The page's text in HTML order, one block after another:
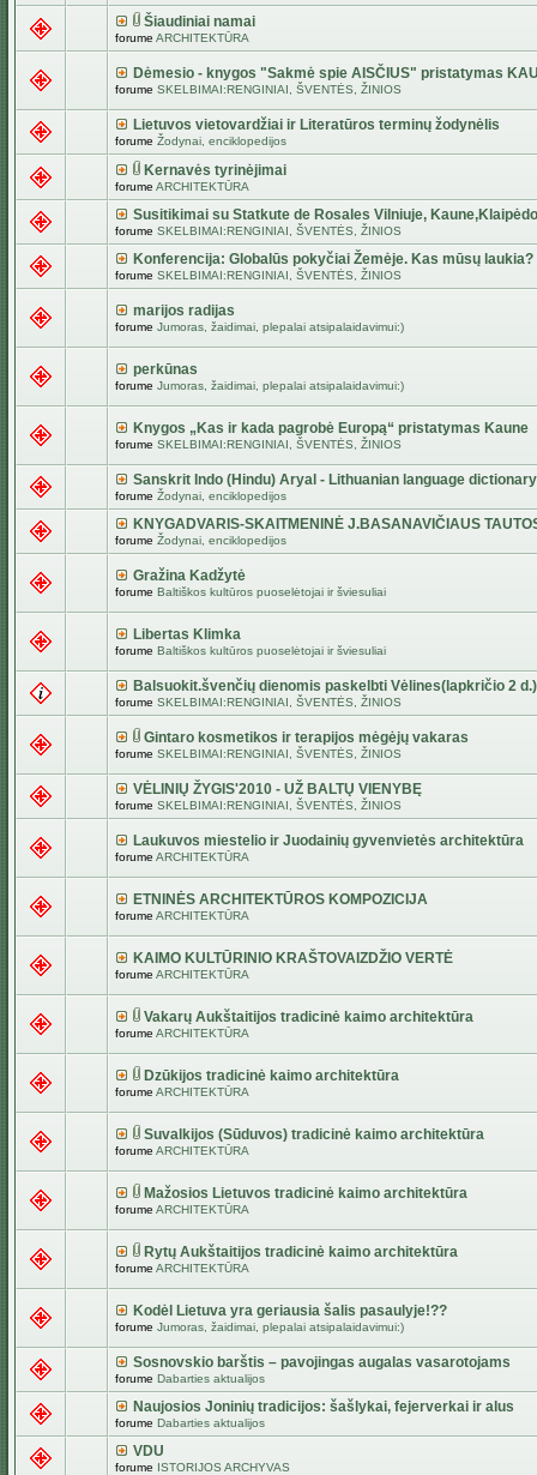
Šiaudiniai namai
forume ARCHITEKTŪRA
Dėmesio - knygos "Sakmė spie AISČIUS" pristatymas
forume SKELBIMAI:RENGINIAI, ŠVENTĖS, ŽINIOS
Lietuvos vietovardžiai ir Literatūros terminų žodynėlis
forume Žodynai, enciklopedijos
Kernavės tyrinėjimai
forume ARCHITEKTŪRA
Susitikimai su Statkute de Rosales Vilniuje,
forume SKELBIMAI:RENGINIAI, ŠVENTĖS, ŽINIOS
Konferencija: Globalūs pokyčiai Žemėje. Kas mūsų laukia?
forume SKELBIMAI:RENGINIAI, ŠVENTĖS, ŽINIOS
marijos radijas
forume Jumoras, žaidimai, plepalai atsipalaidavimui:)
perkūnas
forume Jumoras, žaidimai, plepalai atsipalaidavimui:)
Knygos „Kas ir kada pagrobė Europą“ pristatymas Kaune
forume SKELBIMAI:RENGINIAI, ŠVENTĖS, ŽINIOS
Sanskrit Indo (Hindu) Aryal - Lithuanian language dictionary
forume Žodynai, enciklopedijos
KNYGADVARIS-SKAITMENINĖ J.BASANAVIČIAUS
forume Žodynai, enciklopedijos
Gražina Kadžytė
forume Baltiškos kultūros puoselėtojai ir šviesuliai
Libertas Klimka
forume Baltiškos kultūros puoselėtojai ir šviesuliai
Balsuokit.švenčių dienomis paskelbti Vėlines(lapkričio 2 d.)
forume SKELBIMAI:RENGINIAI, ŠVENTĖS, ŽINIOS
Gintaro kosmetikos ir terapijos mėgėjų vakaras
forume SKELBIMAI:RENGINIAI, ŠVENTĖS, ŽINIOS
VĖLINIŲ ŽYGIS'2010 - UŽ BALTŲ VIENYBĘ
forume SKELBIMAI:RENGINIAI, ŠVENTĖS, ŽINIOS
Laukuvos miestelio ir Juodainių gyvenvietės architektūra
forume ARCHITEKTŪRA
ETNINĖS ARCHITEKTŪROS KOMPOZICIJA
forume ARCHITEKTŪRA
KAIMO KULTŪRINIO KRAŠTOVAIZDŽIO VERTĖ
forume ARCHITEKTŪRA
Vakarų Aukštaitijos tradicinė kaimo architektūra
forume ARCHITEKTŪRA
Dzūkijos tradicinė kaimo architektūra
forume ARCHITEKTŪRA
Suvalkijos (Sūduvos) tradicinė kaimo architektūra
forume ARCHITEKTŪRA
Mažosios Lietuvos tradicinė kaimo architektūra
forume ARCHITEKTŪRA
Rytų Aukštaitijos tradicinė kaimo architektūra
forume ARCHITEKTŪRA
Kodėl Lietuva yra geriausia šalis pasaulyje!??
forume Jumoras, žaidimai, plepalai atsipalaidavimui:)
Sosnovskio barštis – pavojingas augalas vasarotojams
forume Dabarties aktualijos
Naujosios Joninių tradicijos: šašlykai, fejerverkai ir alus
forume Dabarties aktualijos
VDU
forume ISTORIJOS ARCHYVAS